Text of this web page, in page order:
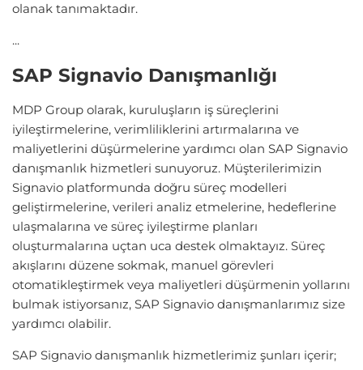
olanak tanımaktadır.
...
SAP Signavio Danışmanlığı
MDP Group olarak, kuruluşların iş süreçlerini
iyileştirmelerine, verimliliklerini artırmalarına ve
maliyetlerini düşürmelerine yardımcı olan SAP Signavio
danışmanlık hizmetleri sunuyoruz. Müşterilerimizin
Signavio platformunda doğru süreç modelleri
geliştirmelerine, verileri analiz etmelerine, hedeflerine
ulaşmalarına ve süreç iyileştirme planları
oluşturmalarına uçtan uca destek olmaktayız. Süreç
akışlarını düzene sokmak, manuel görevleri
otomatikleştirmek veya maliyetleri düşürmenin yollarını
bulmak istiyorsanız, SAP Signavio danışmanlarımız size
yardımcı olabilir.
SAP Signavio danışmanlık hizmetlerimiz şunları içerir;